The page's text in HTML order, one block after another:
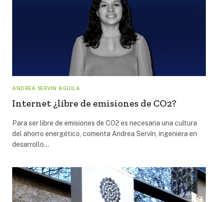
ANDREA SERVÍN AGUILA
Internet ¿libre de emisiones de CO2?
Para ser libre de emisiones de CO2 es necesaria una cultura
del ahorro energético, comenta Andrea Servín, ingeniera en
desarrollo…